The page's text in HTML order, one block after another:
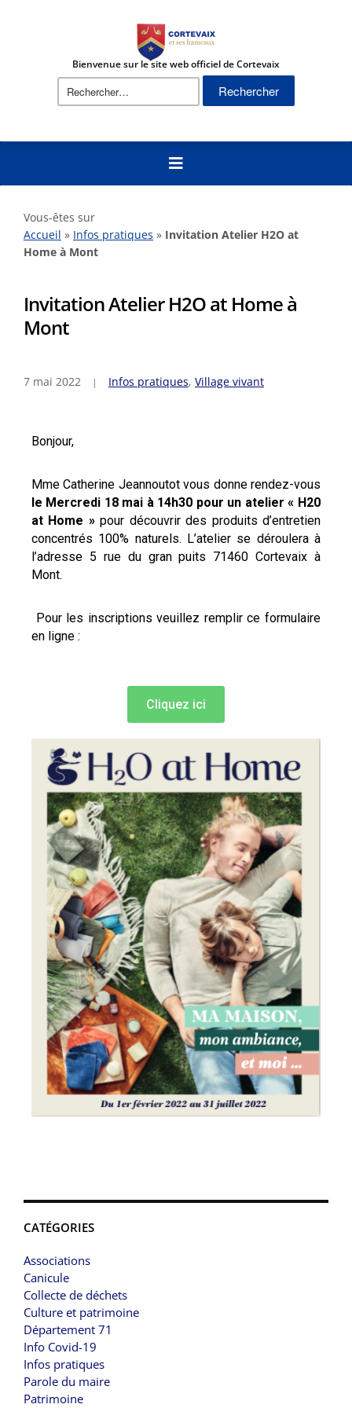
Bienvenue sur le site web officiel de Cortevaix
Vous-êtes sur
Accueil » Infos pratiques » Invitation Atelier H2O at
Home à Mont
CATÉGORIES
Associations
Canicule
Collecte de déchets
Culture et patrimoine
Département 71
Info Covid-19
Infos pratiques
Parole du maire
Patrimoine
Invitation Atelier H2O at Home à
Mont
7 mai 2022 Infos pratiques, Village vivant
Bonjour,
Mme Catherine Jeannoutot vous donne rendez-vous
le Mercredi 18 mai à 14h30 pour un atelier « H20
at Home »pour découvrir des produits d’entretien
concentrés 100% naturels. L’atelier se déroulera à
l’adresse 5 rue du gran puits 71460 Cortevaix à
Mont.
Pour les inscriptions veuillez remplir ce formulaire
en ligne :
Cliquez ici